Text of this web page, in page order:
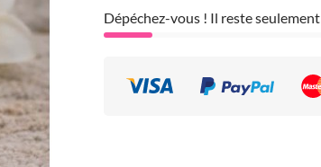
Dépéchez-vous ! Il reste seulement